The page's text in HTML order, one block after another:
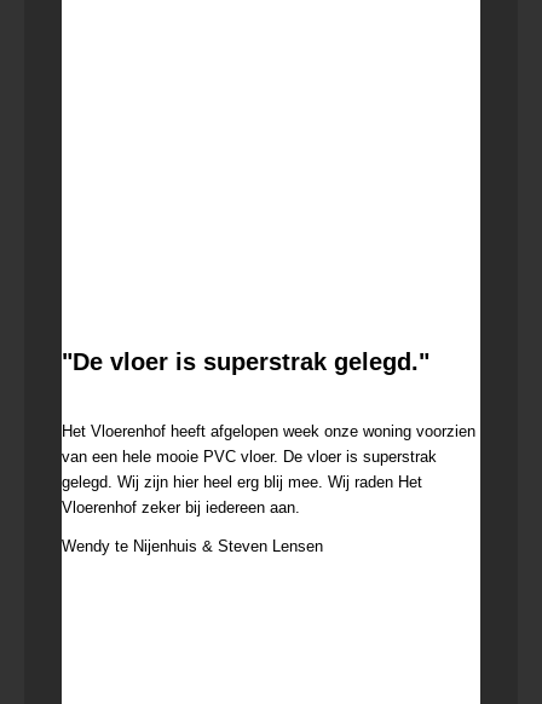
"De vloer is superstrak gelegd."
Het Vloerenhof heeft afgelopen week onze woning voorzien
van een hele mooie PVC vloer. De vloer is superstrak
gelegd. Wij zijn hier heel erg blij mee. Wij raden Het
Vloerenhof zeker bij iedereen aan.
Wendy te Nijenhuis & Steven Lensen